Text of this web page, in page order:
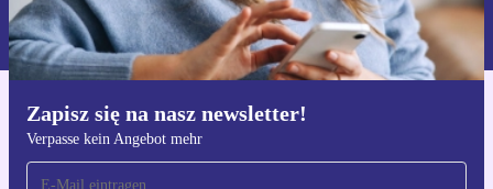
Zapisz się na nasz newsletter!
Verpasse kein Angebot mehr
Informacje na temat używania danych osobowych znajdują się w
naszej
Polityce prywatności
Pobierz aplikację refurbed
Dla iOS i Android